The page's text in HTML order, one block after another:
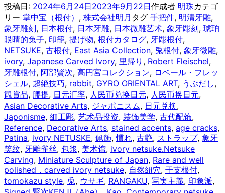
投稿日: 2024年6月24日2023年9月22日作成者 明珠カテゴ
リー 掌中宝（根付） , 株式会社明月 タグ 手把件, 明清牙雕,
象牙雕刻, 日本根付, 日本牙雕, 日本微雕艺术, 象牙彫刻, 琥珀
眼睛的兔子, 印籠, 提げ物, 根付カタログ, 牙彫根付,
NETSUKE, 古根付, East Asia Collection, 兎根付, 象牙微雕,
ivory, Japanese Carved Ivory, 里帰り , Robert Fleischel,
牙雕根付, 阿部賢次, 高円宮コレクション, ロベール・フレッ
シェル, 超絶技巧, rabbit, GYRO ORIENTAL ART, うぶだし,
観賞品, 腰提, 日元汇率, 人民币兑换日元, 人民币换日元,
Asian Decorative Arts, ジャポニスム, 日元兑换,
Japonisme, 細工彫, 艺术品投资, 装饰美学, 古代配饰,
Reference, Decorative Arts, stained accents, age cracks,
Patina, ivory NETUSKE, 佩飾,慣れ, 古艶, ストラップ, 象牙
笑纹, 牙雕雀丝, 包浆, 美术馆, ivory netsuke.Netsuke
Carving, Miniature Sculpture of Japan, Rare and well
polished，carved ivory netsuke, 自然紐穴, 干支根付,
tomokazu style, 兎, ウサギ, RANGAKU, 写実主義, 印象派,